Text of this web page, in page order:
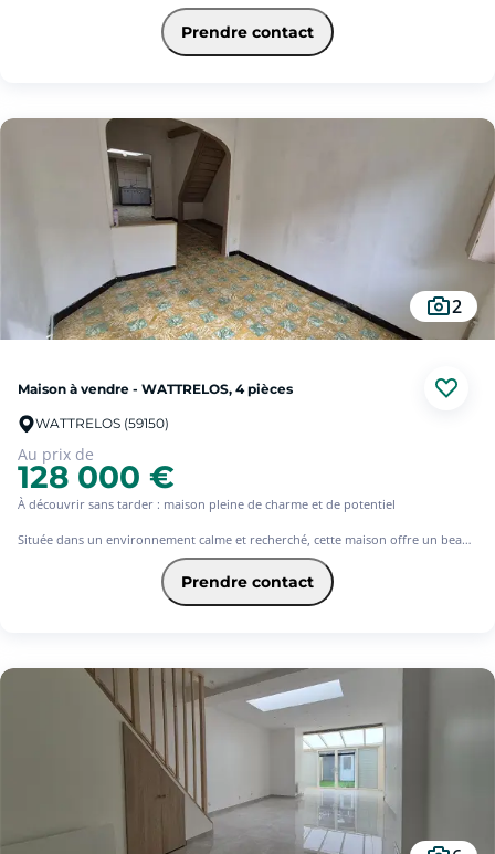
Les combles sont aménagés, offrant un espace supplémentaire très
À l'extérieur, vous profiterez d'un jardin exposé plein sud, parfait pour les
Un véritable coup de coeur à visiter sans tarder !
'Les informations sur les risques auxquels ce bien est exposé sont disponibles
sur le site Géorisques : www.georisques.gouv.fr' (5.00 % d'honoraires TTC à la
charge de l'acquéreur.)
Prendre contact
2
Maison à vendre - WATTRELOS, 4 pièces
WATTRELOS (59150)
Au prix de
128 000 €
À découvrir sans tarder : maison pleine de charme et de potentiel
Située dans un environnement calme et recherché, cette maison offre un beau
Elle dispose de 3 chambres, idéales pour accueillir une famille ou réaliser un
projet d'aménagement personnalisé. Quelques travaux de rafraîchissement
permettront de révéler tout son charme et de créer un intérieur à votre image.
Idéal pour un primo-accédant ou un investisseur, ce bien représente une
opportunité à saisir rapidement !
Contactez-nous dès maintenant pour organiser une visite et laissez-vous
Les informations sur les risques auxquels ce bien est exposé sont disponibles
sur le site Géorisques : www. georisques.gouv.fr
Prendre contact